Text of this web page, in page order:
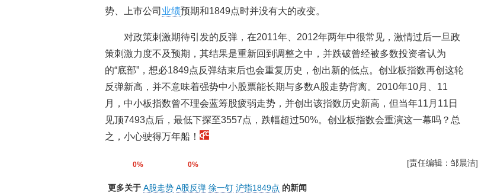
势、上市公司 业绩预期和1849点时并没有大的改变。
对政策刺激期待引发的反弹，在2011年、2012年两年中很常见，激情过后一旦政
策刺激力度不及预期，其结果是重新回到调整之中，并跌破曾经被多数投资者认为
的“底部”，想必1849点反弹结束后也会重复历史，创出新的低点。创业板指数再创这轮
反弹新高，并不意味着强势中小股票能长期与多数A股走势背离。2010年10月、11
月，中小板指数曾不理会蓝筹股疲弱走势，并创出该指数历史新高，但当年11月11日
见顶7493点后，最低下探至3557点，跌幅超过50%。创业板指数会重演这一幕吗？总
之，小心驶得万年船！
0% 0% [责任编辑：邹晨洁]
更多关于 A股走势 A股反弹 徐一钉 沪指1849点 的新闻